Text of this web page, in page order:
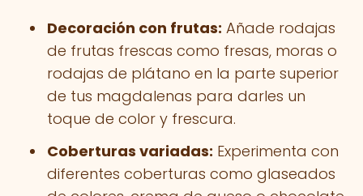
Decoración con frutas: Añade rodajas
de frutas frescas como fresas, moras o
rodajas de plátano en la parte superior
de tus magdalenas para darles un
toque de color y frescura.
Coberturas variadas: Experimenta con
diferentes coberturas como glaseados